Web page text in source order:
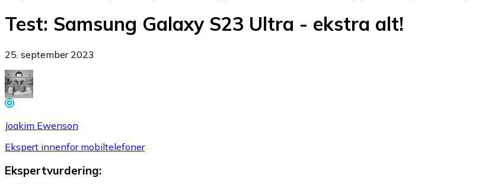
Test: Samsung Galaxy S23 Ultra - ekstra alt!
25. september 2023
Joakim Ewenson
Ekspert innenfor mobiltelefoner
Ekspertvurdering: